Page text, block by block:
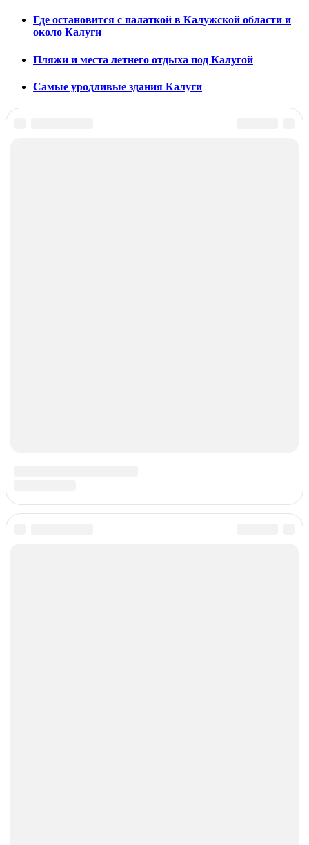
Где остановится с палаткой в Калужской области и
около Калуги
Пляжи и места летнего отдыха под Калугой
Самые уродливые здания Калуги